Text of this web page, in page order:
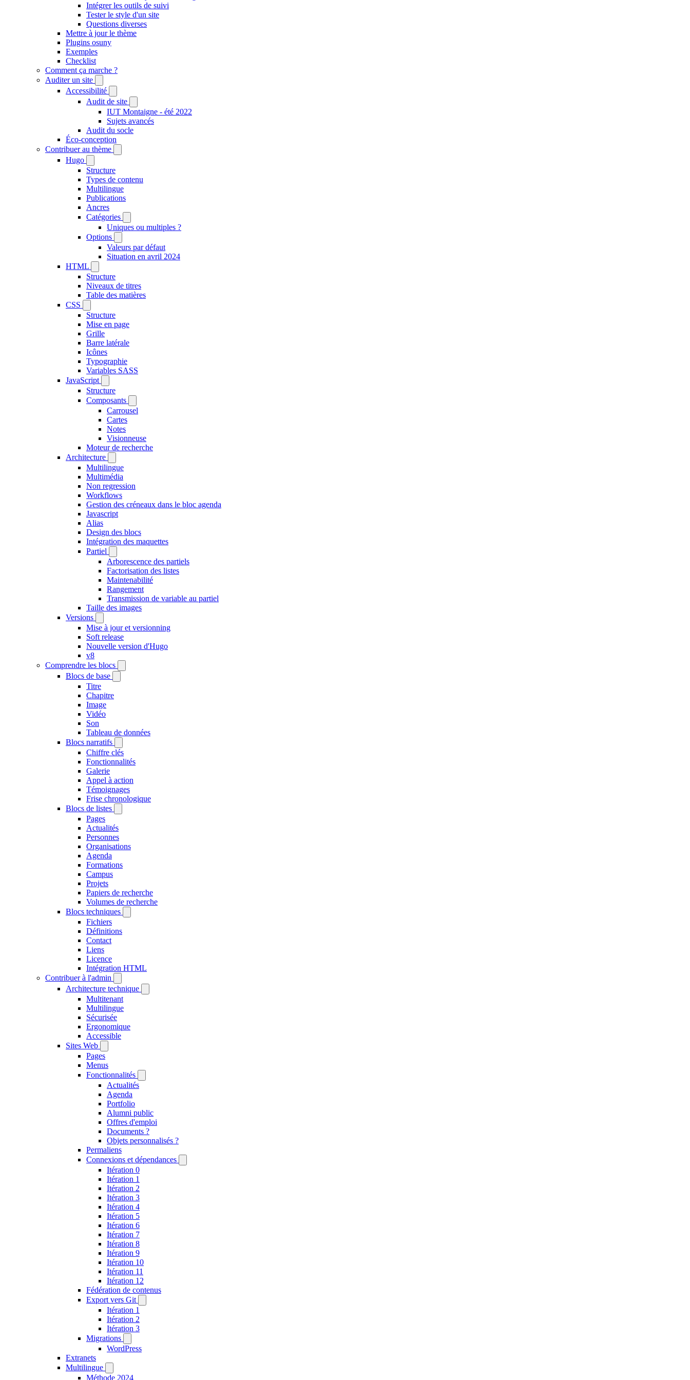
Intégrer les outils de suivi
Tester le style d'un site
Questions diverses
Mettre à jour le thème
Plugins osuny
Exemples
Checklist
Comment ça marche ?
Auditer un site
Accessibilité
Audit de site
IUT Montaigne - été 2022
Sujets avancés
Audit du socle
Éco-conception
Contribuer au thème
Hugo
Structure
Types de contenu
Multilingue
Publications
Ancres
Catégories
Uniques ou multiples ?
Options
Valeurs par défaut
Situation en avril 2024
HTML
Structure
Niveaux de titres
Table des matières
CSS
Structure
Mise en page
Grille
Barre latérale
Icônes
Typographie
Variables SASS
JavaScript
Structure
Composants
Carrousel
Cartes
Notes
Visionneuse
Moteur de recherche
Architecture
Multilingue
Multimédia
Non regression
Workflows
Gestion des créneaux dans le bloc agenda
Javascript
Alias
Design des blocs
Intégration des maquettes
Partiel
Arborescence des partiels
Factorisation des listes
Maintenabilité
Rangement
Transmission de variable au partiel
Taille des images
Versions
Mise à jour et versionning
Soft release
Nouvelle version d'Hugo
v8
Comprendre les blocs
Blocs de base
Titre
Chapitre
Image
Vidéo
Son
Tableau de données
Blocs narratifs
Chiffre clés
Fonctionnalités
Galerie
Appel à action
Témoignages
Frise chronologique
Blocs de listes
Pages
Actualités
Personnes
Organisations
Agenda
Formations
Campus
Projets
Papiers de recherche
Volumes de recherche
Blocs techniques
Fichiers
Définitions
Contact
Liens
Licence
Intégration HTML
Contribuer à l'admin
Architecture technique
Multitenant
Multilingue
Sécurisée
Ergonomique
Accessible
Sites Web
Pages
Menus
Fonctionnalités
Actualités
Agenda
Portfolio
Alumni public
Offres d'emploi
Documents ?
Objets personnalisés ?
Permaliens
Connexions et dépendances
Itération 0
Itération 1
Itération 2
Itération 3
Itération 4
Itération 5
Itération 6
Itération 7
Itération 8
Itération 9
Itération 10
Itération 11
Itération 12
Fédération de contenus
Export vers Git
Itération 1
Itération 2
Itération 3
Migrations
WordPress
Extranets
Multilingue
Méthode 2024